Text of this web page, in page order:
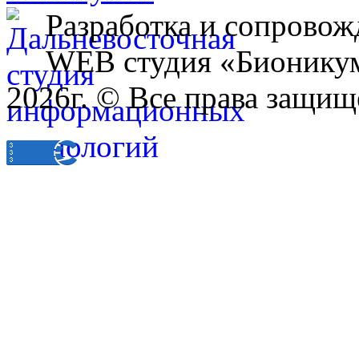
Разработка и
WEB студия
2026г. © Все права